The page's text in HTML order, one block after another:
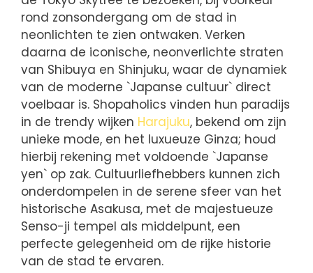
rond zonsondergang om de stad in
neonlichten te zien ontwaken. Verken
daarna de iconische, neonverlichte straten
van Shibuya en Shinjuku, waar de dynamiek
van de moderne `Japanse cultuur` direct
voelbaar is. Shopaholics vinden hun paradijs
in de trendy wijken Harajuku, bekend om zijn
unieke mode, en het luxueuze Ginza; houd
hierbij rekening met voldoende `Japanse
yen` op zak. Cultuurliefhebbers kunnen zich
onderdompelen in de serene sfeer van het
historische Asakusa, met de majestueuze
Senso-ji tempel als middelpunt, een
perfecte gelegenheid om de rijke historie
van de stad te ervaren.